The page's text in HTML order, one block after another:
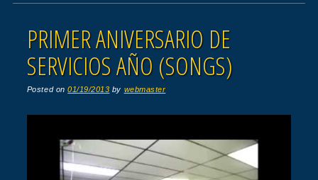
PRIMER ANIVERSARIO DE
SERVICIOS AÑO (SONGS)
Posted on01/19/2013 by webmaster